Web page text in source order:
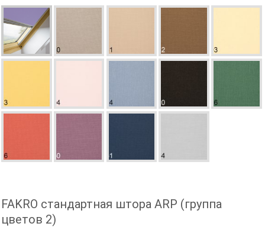
FAKRO стандартная штора ARP (группа
цветов 2)